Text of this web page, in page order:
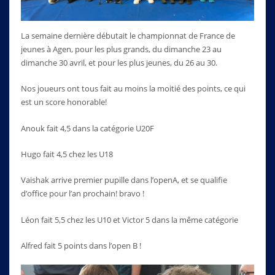
La semaine dernière débutait le championnat de France de
jeunes à Agen, pour les plus grands, du dimanche 23 au
dimanche 30 avril, et pour les plus jeunes, du 26 au 30.
Nos joueurs ont tous fait au moins la moitié des points, ce qui
est un score honorable!
Anouk fait 4,5 dans la catégorie U20F
Hugo fait 4,5 chez les U18
Vaishak arrive premier pupille dans l’openA, et se qualifie
d’office pour l’an prochain! bravo !
Léon fait 5,5 chez les U10 et Victor 5 dans la même catégorie
Alfred fait 5 points dans l’open B !